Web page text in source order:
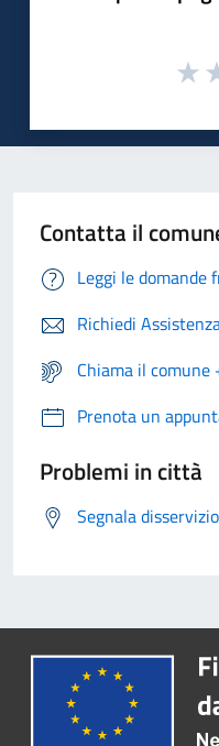
Contatta il
Leggi le domande
Richiedi
Chiama il
Prenota un
Problemi in città
Segnala disservizio